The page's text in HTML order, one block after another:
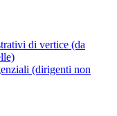
di vertice (da
(dirigenti non